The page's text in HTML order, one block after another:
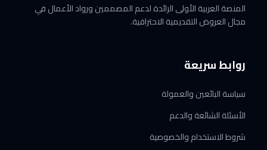
المنصة العربية الأولى الرائدة لدعم المصممين ورواد الأعمال في
مجال العروض التقديمية الاحترافية.
روابط سريعة
سياسة البائعين والعمولة
الأسئلة الشائعة والدعم
شروط الاستخدام والخصوصية